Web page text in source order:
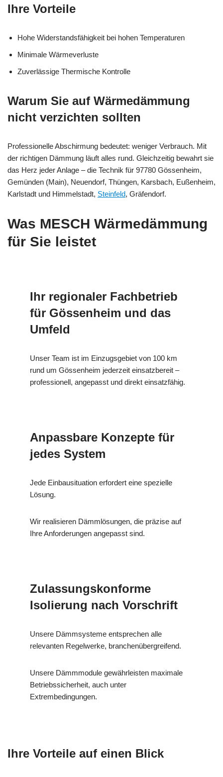
Ihre Vorteile
Hohe Widerstandsfähigkeit bei hohen Temperaturen
Minimale Wärmeverluste
Zuverlässige Thermische Kontrolle
Warum Sie auf Wärmedämmung
nicht verzichten sollten
Professionelle Abschirmung bedeutet: weniger Verbrauch. Mit
der richtigen Dämmung läuft alles rund. Gleichzeitig bewahrt sie
das Herz jeder Anlage – die Technik für 97780 Gössenheim,
Gemünden (Main), Neuendorf, Thüngen, Karsbach, Eußenheim,
Karlstadt und Himmelstadt, Steinfeld, Gräfendorf.
Was MESCH Wärmedämmung
für Sie leistet
Ihr regionaler Fachbetrieb
für Gössenheim und das
Umfeld
Unser Team ist im Einzugsgebiet von 100 km
rund um Gössenheim jederzeit einsatzbereit –
professionell, angepasst und direkt einsatzfähig.
Anpassbare Konzepte für
jedes System
Jede Einbausituation erfordert eine spezielle
Lösung.
Wir realisieren Dämmlösungen, die präzise auf
Ihre Anforderungen angepasst sind.
Zulassungskonforme
Isolierung nach Vorschrift
Unsere Dämmsysteme entsprechen alle
relevanten Regelwerke, branchenübergreifend.
Unsere Dämmmodule gewährleisten maximale
Betriebssicherheit, auch unter
Extrembedingungen.
Ihre Vorteile auf einen Blick